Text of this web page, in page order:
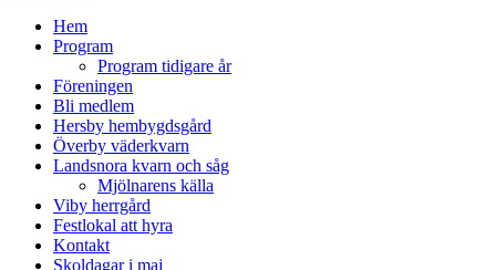
Hem
Program
Program tidigare år
Föreningen
Bli medlem
Hersby hembygdsgård
Överby väderkvarn
Landsnora kvarn och såg
Mjölnarens källa
Viby herrgård
Festlokal att hyra
Kontakt
Skoldagar i maj